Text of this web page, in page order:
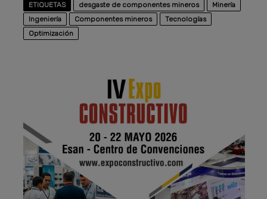
ETIQUETAS desgaste de componentes mineros
Minería
Ingeniería
Componentes mineros
Tecnologías
Optimización